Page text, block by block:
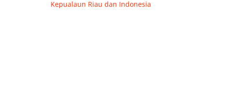
Kepualaun Riau dan Indonesia